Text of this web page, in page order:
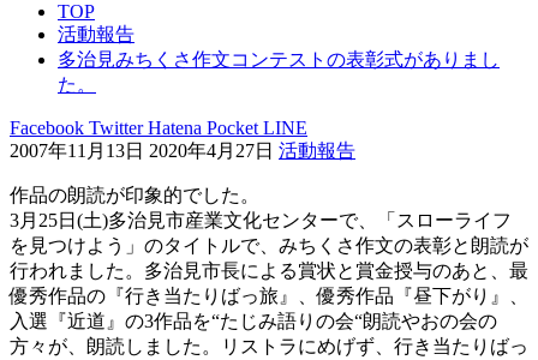
TOP
活動報告
多治見みちくさ作文コンテストの表彰式がありまし
た。
Facebook TwitterHatena Pocket LINE
2007年11月13日 2020年4月27日 活動報告
作品の朗読が印象的でした。
3月25日(土)多治見市産業文化センターで、「スローライフ
を見つけよう」のタイトルで、みちくさ作文の表彰と朗読が
行われました。多治見市長による賞状と賞金授与のあと、最
優秀作品の『行き当たりばっ旅』、優秀作品『昼下がり』、
入選『近道』の3作品を“たじみ語りの会“朗読やおの会の
方々が、朗読しました。リストラにめげず、行き当たりばっ